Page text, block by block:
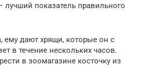
лучший показатель правильного
ему дают хрящи, которые он с
в течение нескольких часов.
в зоомагазине косточку из